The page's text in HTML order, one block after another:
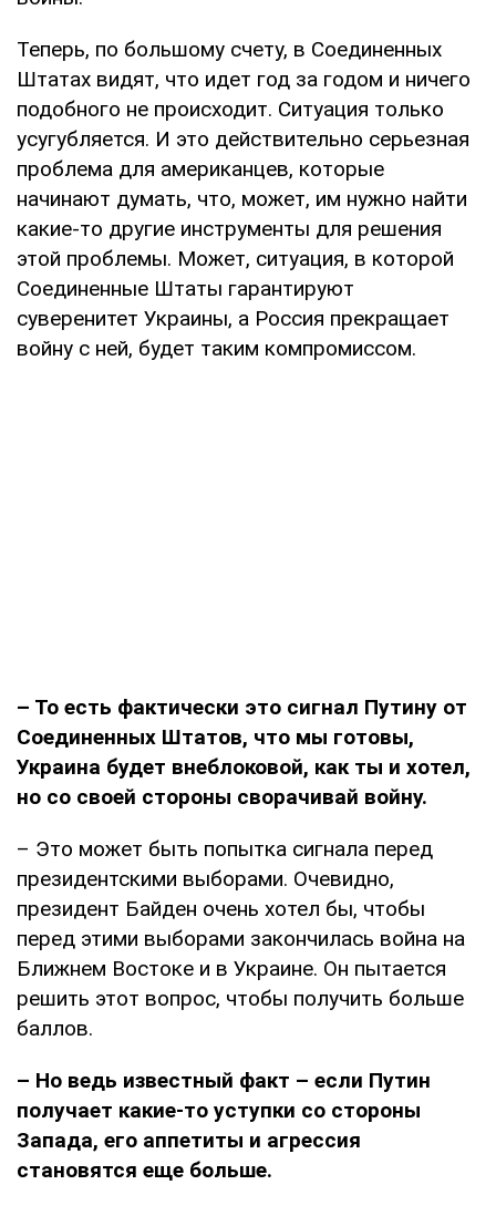
Теперь, по большому счету, в Соединенных
Штатах видят, что идет год за годом и ничего
подобного не происходит. Ситуация только
усугубляется. И это действительно серьезная
проблема для американцев, которые
начинают думать, что, может, им нужно найти
какие-то другие инструменты для решения
этой проблемы. Может, ситуация, в которой
Соединенные Штаты гарантируют
суверенитет Украины, а Россия прекращает
войну с ней, будет таким компромиссом.
– То есть фактически это сигнал Путину от
Соединенных Штатов, что мы готовы,
Украина будет внеблоковой, как ты и хотел,
но со своей стороны сворачивай войну.
– Это может быть попытка сигнала перед
президентскими выборами. Очевидно,
президент Байден очень хотел бы, чтобы
перед этими выборами закончилась война на
Ближнем Востоке и в Украине. Он пытается
решить этот вопрос, чтобы получить больше
баллов.
– Но ведь известный факт – если Путин
получает какие-то уступки со стороны
Запада, его аппетиты и агрессия
становятся еще больше.